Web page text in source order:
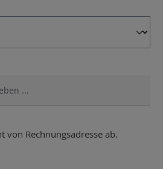
von Rechnungsadresse ab.